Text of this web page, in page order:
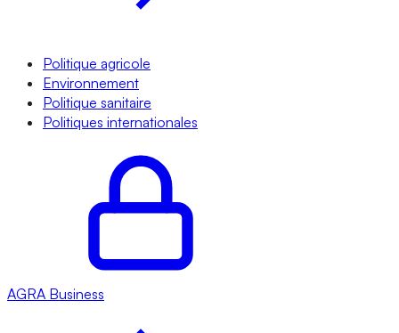
Politique agricole
Environnement
Politique sanitaire
Politiques internationales
AGRA Business